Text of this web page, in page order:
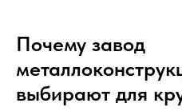
Почему завод
выбирают для